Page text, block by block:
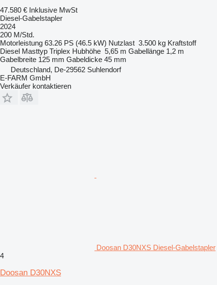
47.580 € Inklusive MwSt
Diesel-Gabelstapler
2024
200 M/Std.
Motorleistung 63.26 PS (46.5 kW) Nutzlast 3.500 kg Kraftstoff
Diesel Masttyp Triplex Hubhöhe 5,65 m Gabellänge 1,2 m
Gabelbreite 125 mm Gabeldicke 45 mm
Deutschland, De-29562 Suhlendorf
E-FARM GmbH
Verkäufer kontaktieren
Doosan D30NXS Diesel-Gabelstapler
4
Doosan D30NXS